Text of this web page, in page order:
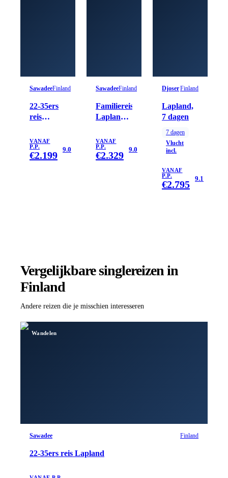
SawadeeFinland
22-35ers
reis
VANAF
P.P.
€2.199 9.0
SawadeeFinland
Familiereis
Lapland
VANAF
P.P.
€2.329 9.0
DjoserFinland
Lapland,
7 dagen
7 dagen
Vlucht
incl.
VANAF
P.P.
€2.795 9.1
Vergelijkbare singlereizen in
Finland
Andere reizen die je misschien interesseren
Wandelen
Sawadee Finland
22-35ers reis Lapland